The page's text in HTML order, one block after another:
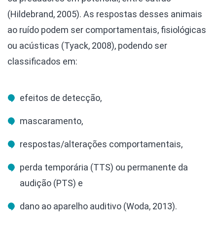
(Hildebrand, 2005). As respostas desses animais
ao ruído podem ser comportamentais, fisiológicas
ou acústicas (Tyack, 2008), podendo ser
classificados em:
efeitos de detecção,
mascaramento,
respostas/alterações comportamentais,
perda temporária (TTS) ou permanente da
audição (PTS) e
dano ao aparelho auditivo (Woda, 2013).